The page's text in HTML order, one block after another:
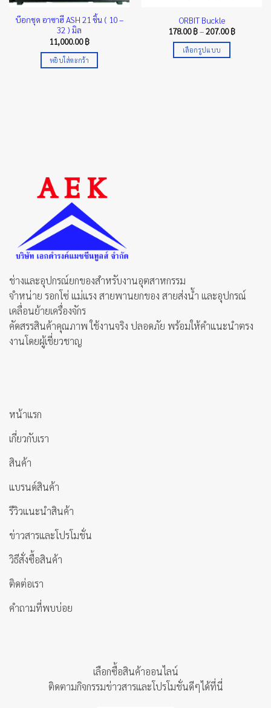
บ๊อกชุด อาซาฮี ASH 21 ชิ้น ( 10 –
32 ) มิล
11,000.00฿
หยิบใส่ตะกร้า
ORBIT Buckle
178.00฿–207.00฿Price
เลือกรูปแบบ
ช่างและอุปกรณ์ยกของสำหรับงานอุตสาหกรรม
จำหน่าย รอกโซ่ แม่แรง สายพานยกของ สายส่งน้ำ และอุปกรณ์
เคลื่อนย้ายเครื่องจักร
คัดสรรสินค้าคุณภาพ ใช้งานจริง ปลอดภัย พร้อมให้คำแนะนำตรง
งานโดยผู้เชี่ยวชาญ
หน้าแรก
เกี่ยวกับเรา
สินค้า
แบรนด์สินค้า
รีวิวแนะนำสินค้า
ข่าวสารและโปรโมชั่น
วิธีสั่งซื้อสินค้า
ติดต่อเรา
คำถามที่พบบ่อย
เลือกซื้อสินค้าออนไลน์
ติดตามกิจกรรมข่าวสารและโปรโมชั่นดีๆได้ที่นี่